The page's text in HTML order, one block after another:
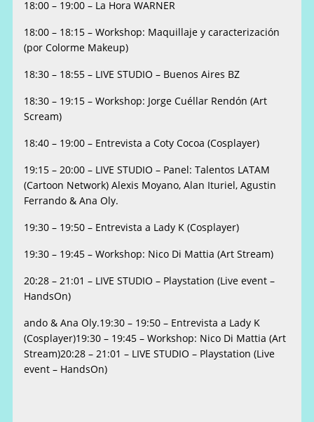
18:00 – 19:00 – La Hora WARNER
18:00 – 18:15 – Workshop: Maquillaje y caracterización
(por Colorme Makeup)
18:30 – 18:55 – LIVE STUDIO – Buenos Aires BZ
18:30 – 19:15 – Workshop: Jorge Cuéllar Rendón (Art
Scream)
18:40 – 19:00 – Entrevista a Coty Cocoa (Cosplayer)
19:15 – 20:00 – LIVE STUDIO – Panel: Talentos LATAM
(Cartoon Network) Alexis Moyano, Alan Ituriel, Agustin
Ferrando & Ana Oly.
19:30 – 19:50 – Entrevista a Lady K (Cosplayer)
19:30 – 19:45 – Workshop: Nico Di Mattia (Art Stream)
20:28 – 21:01 – LIVE STUDIO – Playstation (Live event –
HandsOn)
ando & Ana Oly.19:30 – 19:50 – Entrevista a Lady K
(Cosplayer)19:30 – 19:45 – Workshop: Nico Di Mattia (Art
Stream)20:28 – 21:01 – LIVE STUDIO – Playstation (Live
event – HandsOn)